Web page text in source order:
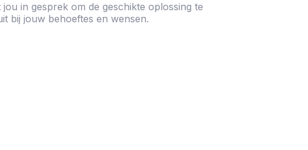
jou in gesprek om de geschikte oplossing te
bij jouw behoeftes en wensen.